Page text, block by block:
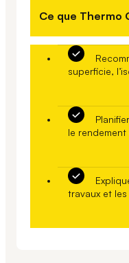
Ce que Thermo
superficie,
le rendement
travaux et